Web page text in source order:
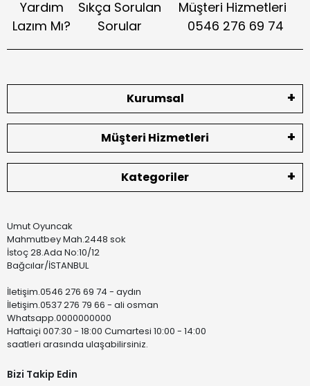
Yardım
Lazım Mı?
Sıkça Sorulan
Sorular
Müşteri Hizmetleri
0546 276 69 74
Kurumsal
Müşteri Hizmetleri
Kategoriler
Umut Oyuncak
Mahmutbey Mah.2448 sok
İstoç 28.Ada No:10/12
Bağcılar/İSTANBUL
İletişim.0546 276 69 74 - aydın
İletişim.0537 276 79 66 - ali osman
Whatsapp.0000000000
Haftaiçi 007:30 - 18:00 Cumartesi 10:00 - 14:00
saatleri arasında ulaşabilirsiniz.
Bizi Takip Edin